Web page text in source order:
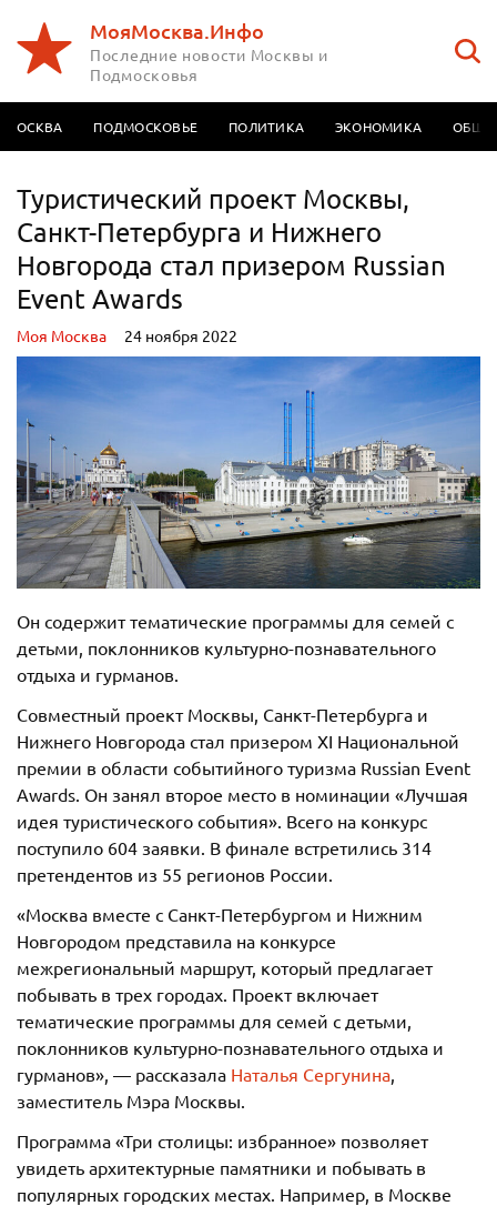
МояМосква.Инфо
Последние новости Москвы и
Подмосковья
МОСКВА ПОДМОСКОВЬЕ ПОЛИТИКА ЭКОНОМИКА
Туристический проект Москвы,
Санкт-Петербурга и Нижнего
Новгорода стал призером Russian
Event Awards
Моя Москва 24 ноября 2022
Он содержит тематические программы для семей с
детьми, поклонников культурно-познавательного
отдыха и гурманов.
Совместный проект Москвы, Санкт-Петербурга и
Нижнего Новгорода стал призером XI Национальной
премии в области событийного туризма Russian Event
Awards. Он занял второе место в номинации «Лучшая
идея туристического события». Всего на конкурс
поступило 604 заявки. В финале встретились 314
претендентов из 55 регионов России.
«Москва вместе с Санкт-Петербургом и Нижним
Новгородом представила на конкурсе
межрегиональный маршрут, который предлагает
побывать в трех городах. Проект включает
тематические программы для семей с детьми,
поклонников культурно-познавательного отдыха и
гурманов», — рассказала Наталья Сергунина,
заместитель Мэра Москвы.
Программа «Три столицы: избранное» позволяет
увидеть архитектурные памятники и побывать в
популярных городских местах. Например, в Москве